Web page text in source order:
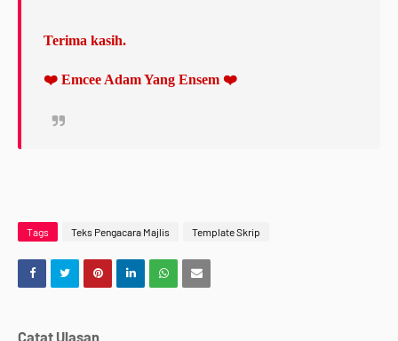
Terima kasih.
❤️ Emcee Adam Yang Ensem ❤️
Tags Teks Pengacara Majlis Template Skrip
Catat Ulasan